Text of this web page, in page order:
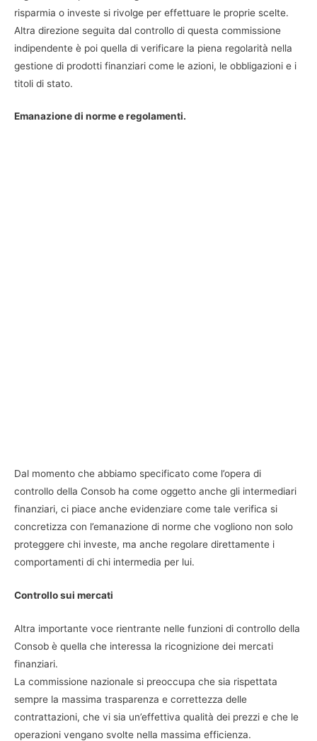
risparmia o investe si rivolge per effettuare le proprie scelte.
Altra direzione seguita dal controllo di questa commissione
indipendente è poi quella di verificare la piena regolarità nella
gestione di prodotti finanziari come le azioni, le obbligazioni e i
titoli di stato.
Emanazione di norme e regolamenti.
Dal momento che abbiamo specificato come l’opera di
controllo della Consob ha come oggetto anche gli intermediari
finanziari, ci piace anche evidenziare come tale verifica si
concretizza con l’emanazione di norme che vogliono non solo
proteggere chi investe, ma anche regolare direttamente i
comportamenti di chi intermedia per lui.
Controllo sui mercati
Altra importante voce rientrante nelle funzioni di controllo della
Consob è quella che interessa la ricognizione dei mercati
finanziari.
La commissione nazionale si preoccupa che sia rispettata
sempre la massima trasparenza e correttezza delle
contrattazioni, che vi sia un’effettiva qualità dei prezzi e che le
operazioni vengano svolte nella massima efficienza.